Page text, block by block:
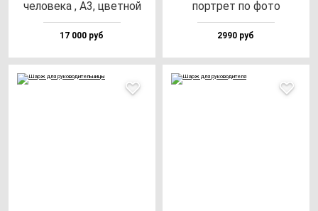
че­ло­ве­ка , А3, цвет­ной
17 000 руб
пор­трет по фо­то
2990 руб